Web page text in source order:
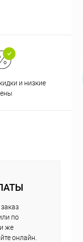
и низкие
по
же
онлайн.